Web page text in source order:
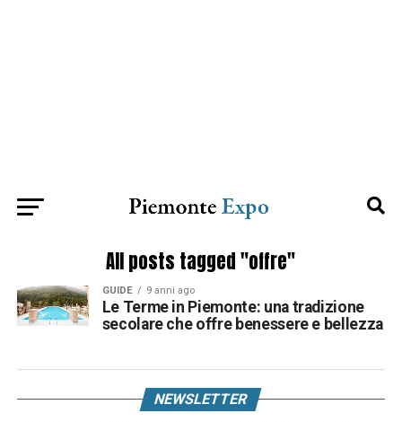
All posts tagged "offre"
GUIDE 9 anni ago
Le Terme in Piemonte: una tradizione
secolare che offre benessere e bellezza
NEWSLETTER